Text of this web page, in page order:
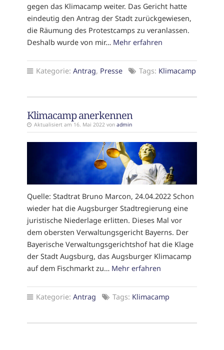
gegen das Klimacamp weiter. Das Gericht hatte
eindeutig den Antrag der Stadt zurückgewiesen,
die Räumung des Protestcamps zu veranlassen.
Deshalb wurde von mir… Mehr erfahren
Kategorie: Antrag, Presse Tags: Klimacamp
Klimacamp anerkennen
Aktualisiert am 16. Mai 2022 von admin
Quelle: Stadtrat Bruno Marcon, 24.04.2022 Schon
wieder hat die Augsburger Stadtregierung eine
juristische Niederlage erlitten. Dieses Mal vor
dem obersten Verwaltungsgericht Bayerns. Der
Bayerische Verwaltungsgerichtshof hat die Klage
der Stadt Augsburg, das Augsburger Klimacamp
auf dem Fischmarkt zu… Mehr erfahren
Kategorie: Antrag Tags: Klimacamp